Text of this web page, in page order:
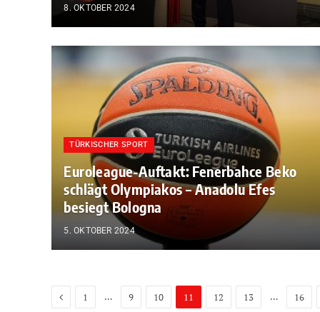
8. OKTOBER 2024
TÜRKISCHER SPORT
Euroleague-Auftakt: Fenerbahce Beko
schlägt Olympiakos – Anadolu Efes
besiegt Bologna
5. OKTOBER 2024
Previous
1 … 9 10 11 12 13 … 16